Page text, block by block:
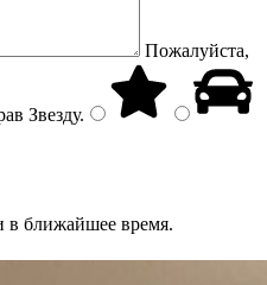
Пожалуйста,
Звезду.
в ближайшее время.